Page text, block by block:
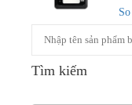
Tìm kiếm